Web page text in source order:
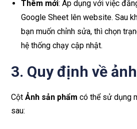
Thêm mới: Áp dụng với việc
Google Sheet lên website. Sau
bạn muốn chỉnh sửa, thì chọn
hệ thống chạy cập nhật.
3. Quy định về
Cột Ảnh sản phẩm có thể sử dụng
sau: